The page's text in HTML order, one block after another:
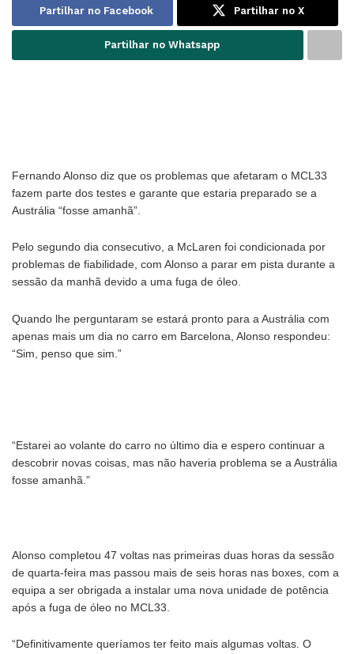
Partilhar no Facebook Partilhar no X
Partilhar no Whatsapp
Fernando Alonso diz que os problemas que afetaram o MCL33
fazem parte dos testes e garante que estaria preparado se a
Austrália “fosse amanhã”.
Pelo segundo dia consecutivo, a McLaren foi condicionada por
problemas de fiabilidade, com Alonso a parar em pista durante a
sessão da manhã devido a uma fuga de óleo.
Quando lhe perguntaram se estará pronto para a Austrália com
apenas mais um dia no carro em Barcelona, Alonso respondeu:
“Sim, penso que sim.”
“Estarei ao volante do carro no último dia e espero continuar a
descobrir novas coisas, mas não haveria problema se a Austrália
fosse amanhã.”
Alonso completou 47 voltas nas primeiras duas horas da sessão
de quarta-feira mas passou mais de seis horas nas boxes, com a
equipa a ser obrigada a instalar uma nova unidade de potência
após a fuga de óleo no MCL33.
“Definitivamente queríamos ter feito mais algumas voltas. O